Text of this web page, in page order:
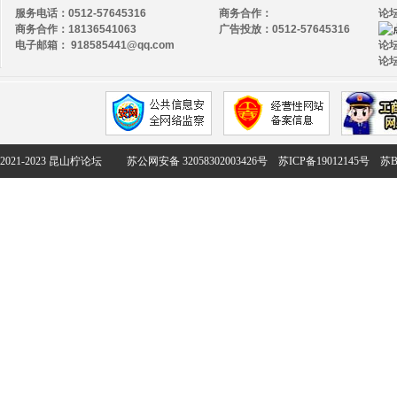
服务电话：0512-57645316
商务合作：18136541063
电子邮箱： 918585441@qq.com
论
论
论
商务合作：
广告投放：0512-57645316
2021-2023 昆山柠论坛 苏公网安备 32058302003426号 苏ICP备19012145号 苏